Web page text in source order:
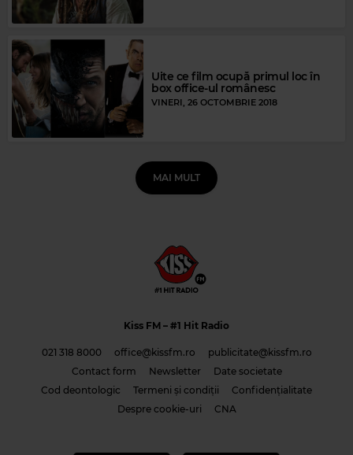
Uite ce film ocupă primul loc în
box office-ul românesc
VINERI, 26 OCTOMBRIE 2018
MAI MULT
Kiss FM – #1 Hit Radio
021 318 8000 office@kissfm.ro
publicitate@kissfm.ro
Contact form
Newsletter
Date societate
Cod deontologic
Termeni și condiții
Confidențialitate
Despre cookie-uri
CNA